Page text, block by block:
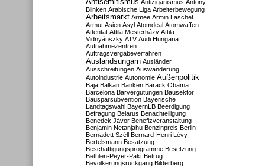
Antiziganismus Antony
Blinken Arabische Liga Arbeiterbewegung
Arbeitsmarkt Armee Armin Laschet
Armut Asien Asyl Atomdeal Atomwaffen
Attentat Attila Mesterházy Attila
Vidnyánszky ATV Audi Hungaria
Aufnahmezentren
Auftragsvergabeverfahren
Auslandsungarn Ausländer
Ausschreitungen Auswanderung
Autoindustrie Autonomie Außenpolitik
Baja Balkan Banken Barack Obama
Barcelona Barvergütungen Bausektor
Bausparsubvention Bayerische
Landtagswahl BayernLB Beerdigung
Befragung Belarus Benachteiligung
Benedek Jávor Benefizveranstaltung
Benjamin Netanjahu Benzinpreis Berlin
Bernadett Széll Bernard-Henri Lévy
Bertelsmann Besatzung
Beschäftigungsprogramme Besetzung
Bethlen-Peyer-Pakt Betrug
Bevölkerungsrückgang Bilderberg